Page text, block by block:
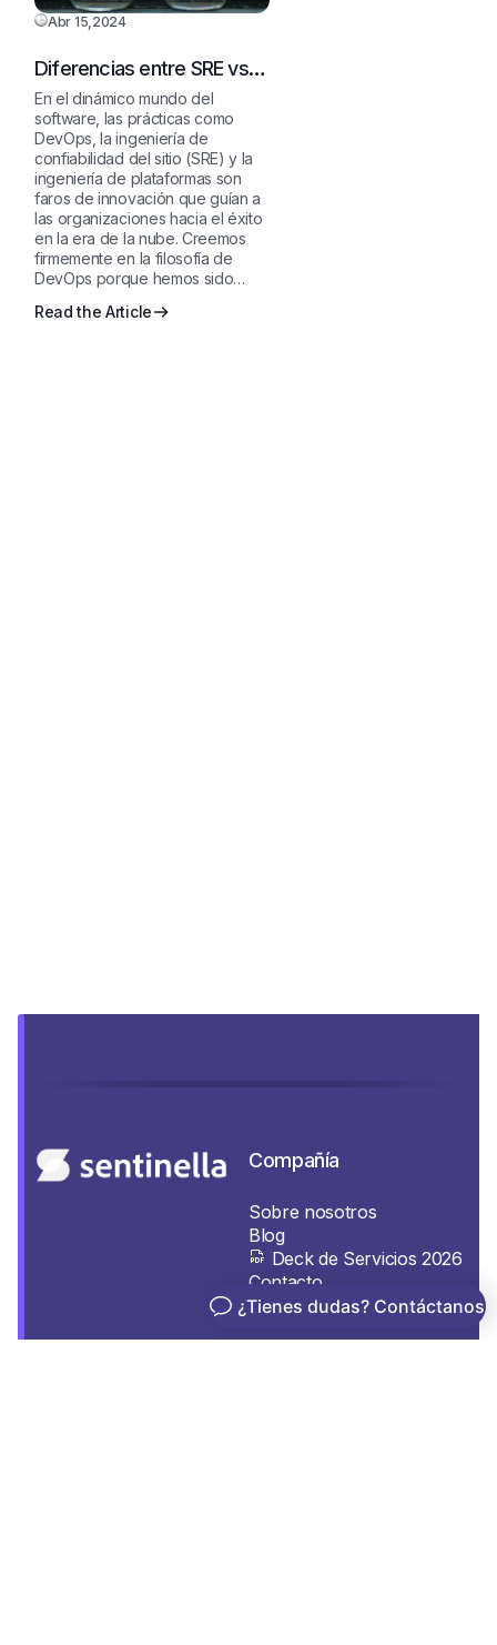
Abr 15,2024
Diferencias entre SRE vs.
DevOps vs. Platform
Engineering
En el dinámico mundo del
software, las prácticas como
DevOps, la ingeniería de
confiabilidad del sitio (SRE) y la
ingeniería de plataformas son
faros de innovación que guían a
las organizaciones hacia el éxito
en la era de la nube. Creemos
firmemente en la filosofía de
DevOps porque hemos sido…
Read the Article
Compañía
Sobre nosotros
Blog
Deck de Servicios 2026
Contacto
Legal